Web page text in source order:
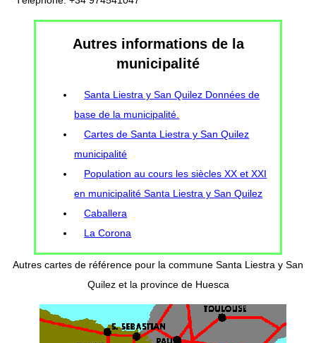
Autres informations de la
municipalité
Santa Liestra y San Quilez Données de
base de la municipalité.
Cartes de Santa Liestra y San Quilez
municipalité
Population au cours les siècles XX et XXI
en municipalité Santa Liestra y San Quilez
Caballera
La Corona
Autres cartes de référence pour la commune Santa Liestra y San
Quilez et la province de Huesca